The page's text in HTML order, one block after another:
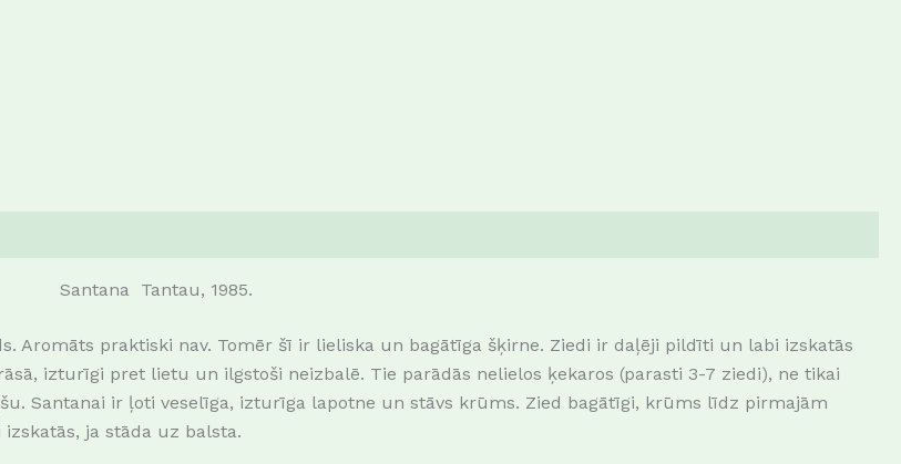
Santana Tantau, 1985.
Aromāts praktiski nav. Tomēr šī ir lieliska un bagātīga šķirne. Ziedi ir daļēji pildīti un labi izskatās
izturīgi pret lietu un ilgstoši neizbalē. Tie parādās nelielos ķekaros (parasti 3-7 ziedi), ne tikai
Santanai ir ļoti veselīga, izturīga lapotne un stāvs krūms. Zied bagātīgi, krūms līdz pirmajām
ja stāda uz balsta.